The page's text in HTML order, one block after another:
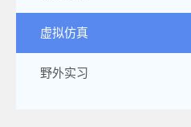
虚拟仿真
野外实习